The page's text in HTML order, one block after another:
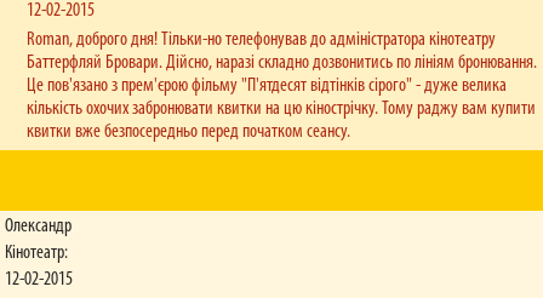
12-02-2015
Roman, доброго дня! Тільки-но телефонував до адміністратора кінотеатру
Баттерфляй Бровари. Дійсно, наразі складно дозвонитись по лініям бронювання.
Це пов'язано з прем'єрою фільму "П'ятдесят відтінків сірого" - дуже велика
кількість охочих забронювати квитки на цю кінострічку. Тому раджу вам купити
квитки вже безпосередньо перед початком сеансу.
Олександр
Кінотеатр:
12-02-2015